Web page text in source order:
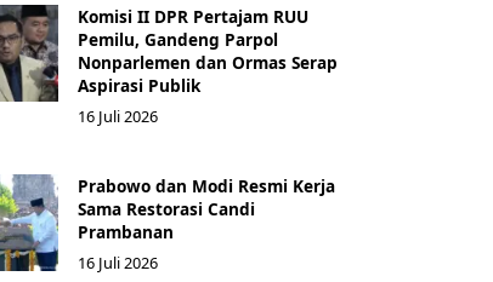
Komisi II DPR Pertajam RUU
Pemilu, Gandeng Parpol
Nonparlemen dan Ormas Serap
Aspirasi Publik
16 Juli 2026
Prabowo dan Modi Resmi Kerja
Sama Restorasi Candi
Prambanan
16 Juli 2026